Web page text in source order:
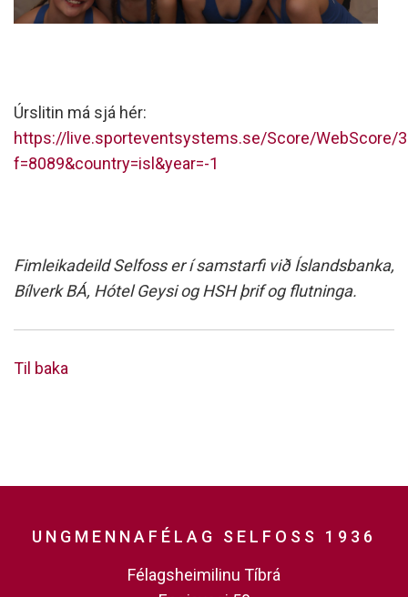
Úrslitin má sjá hér:
https://live.sporteventsystems.se/Score/WebScore/
f=8089&country=isl&year=-1
Fimleikadeild Selfoss er í samstarfi við Íslandsbanka,
Bílverk BÁ, Hótel Geysi og HSH þrif og flutninga.
Til baka
UNGMENNAFÉLAG SELFOSS 1936
Félagsheimilinu Tíbrá